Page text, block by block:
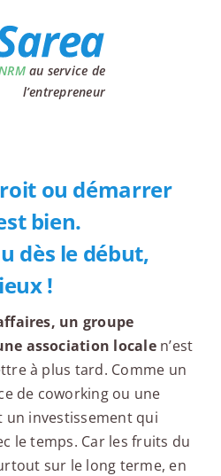
au service de
l’entrepreneur
ou démarrer
bien.
dès le début,
!
un groupe
association localen’est
à plus tard. Comme un
de coworking ou une
un investissement qui
le temps. Car les fruits du
sur le long terme, en